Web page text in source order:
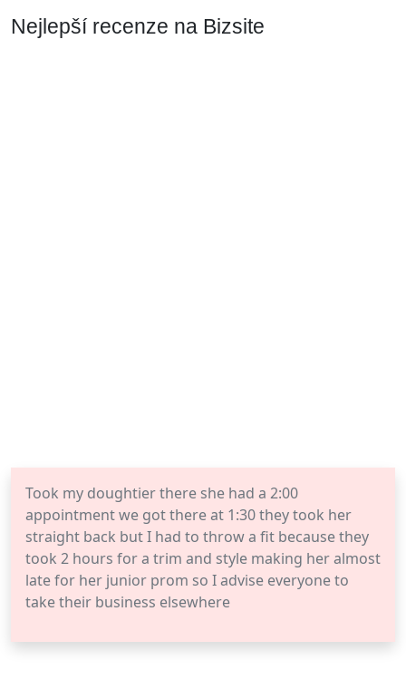
Nejlepší recenze na Bizsite
Took my doughtier there she had a 2:00
appointment we got there at 1:30 they took her
straight back but I had to throw a fit because they
took 2 hours for a trim and style making her almost
late for her junior prom so I advise everyone to
take their business elsewhere